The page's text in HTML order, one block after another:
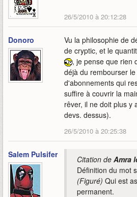
26/5/2010 à 20:12:28
Donoro
Vu la philosophie de
de cryptic, et le
, je pense que rien
déjà du rembourser
d'abonnements qui
suffire à couvrir la
rêver, il ne doit plus y
devs. dessus).
26/5/2010 à 20:25:38
Salem Pulsifer Citation de Amra
Définition du mot
(Figuré) Qui est
permanent.